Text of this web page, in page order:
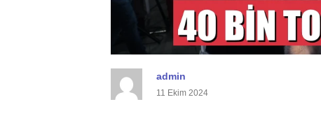
admin
11 Ekim 2024